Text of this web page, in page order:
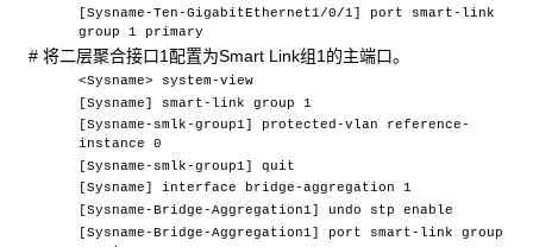
[Sysname-Ten-GigabitEthernet1/0/1] port smart-link
group 1 primary
# 将二层聚合接口1配置为Smart Link组1的主端口。
<Sysname> system-view
[Sysname] smart-link group 1
[Sysname-smlk-group1] protected-vlan reference-
instance 0
[Sysname-smlk-group1] quit
[Sysname] interface bridge-aggregation 1
[Sysname-Bridge-Aggregation1] undo stp enable
[Sysname-Bridge-Aggregation1] port smart-link group